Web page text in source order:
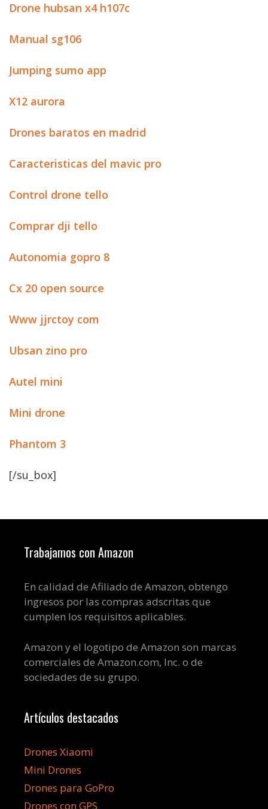
Drone hubsan x4 h107c
Manual sg106
Jumping sumo app
X12 aurora
Drones baratos en madrid
Caracteristicas del mavic pro
Control drone tello
Comprar dji tello
Autonomia gopro 8
Cx 20 open source
Www jjrctoy com
Ubsan zino pro
Autel mini
Mini drone
Phantom 3
[/su_box]
Trabajamos con Amazon
En calidad de Afiliado de Amazon, obtengo
ingresos por las compras adscritas que
cumplen los requisitos aplicables.
Amazon y el logotipo de Amazon son marcas
comerciales de Amazon.com, Inc. o de
sociedades de su grupo.
Artículos destacados
Drones Xiaomi
Mini Drones
Drones para GoPro
Drones con GPS